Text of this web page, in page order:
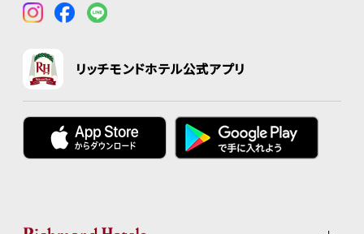
リッチモンドホテル公式アプリ